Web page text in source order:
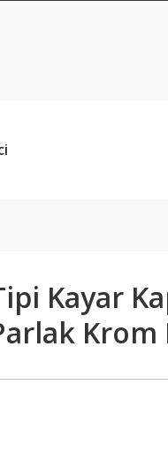
Kayar
Krom